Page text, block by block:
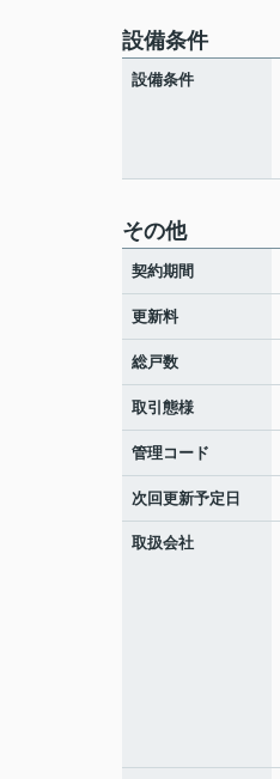
設備条件
設備条件
その他
契約期間
更新料
総戸数
取引態様
管理コード
次回更新予定日
取扱会社